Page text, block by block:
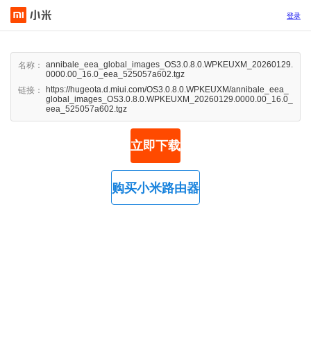
登录
名称：
annibale_eea_global_images_OS3.0.8.0.WPKEUXM_20260129.
0000.00_16.0_eea_525057a602.tgz
链接：
https://hugeota.d.miui.com/OS3.0.8.0.WPKEUXM/annibale_eea_
global_images_OS3.0.8.0.WPKEUXM_20260129.0000.00_16.0_
eea_525057a602.tgz
立即下载
购买小米路由器